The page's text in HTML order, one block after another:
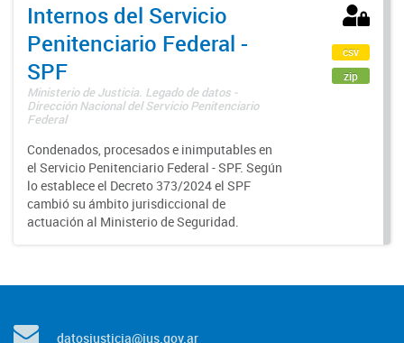
Internos del Servicio
Penitenciario Federal -
SPF
Ministerio de Justicia. Legado de datos -
Dirección Nacional del Servicio Penitenciario
Federal
Condenados, procesados e inimputables en
el Servicio Penitenciario Federal - SPF. Según
lo establece el Decreto 373/2024 el SPF
cambió su ámbito jurisdiccional de
actuación al Ministerio de Seguridad.
csv
zip
datosjusticia@jus.gov.ar